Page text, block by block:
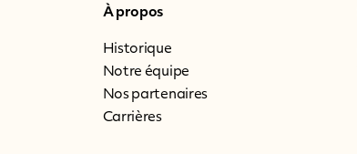
À propos
Historique
Notre équipe
Nos partenaires
Carrières